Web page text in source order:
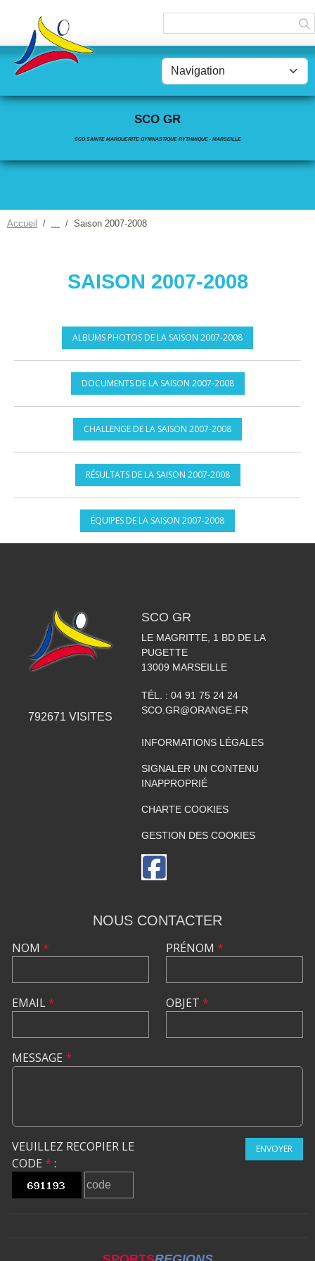
SCO GR
SCO SAINTE MARGUERITE GYMNASTIQUE RYTHMIQUE - MARSEILLE
Accueil Saison 2007-2008
SAISON 2007-2008
ALBUMS PHOTOS DE LA SAISON 2007-2008
DOCUMENTS DE LA SAISON 2007-2008
CHALLENGE DE LA SAISON 2007-2008
RÉSULTATS DE LA SAISON 2007-2008
ÉQUIPES DE LA SAISON 2007-2008
792671 VISITES
SCO GR
LE MAGRITTE, 1 BD DE LA
PUGETTE
13009 MARSEILLE
TÉL. : 04 91 75 24 24
SCO.GR@ORANGE.FR
INFORMATIONS LÉGALES
SIGNALER UN CONTENU
INAPPROPRIÉ
CHARTE COOKIES
GESTION DES COOKIES
NOUS CONTACTER
NOM *
EMAIL*
PRÉNOM *
OBJET *
MESSAGE *
VEUILLEZ RECOPIER LE
CODE * :
ENVOYER